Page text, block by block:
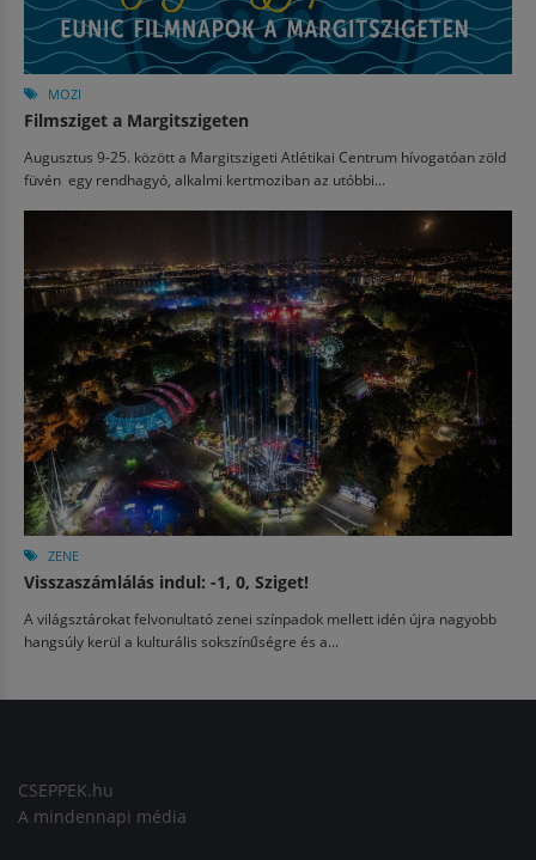
MOZI
Filmsziget a Margitszigeten
Augusztus 9-25. között a Margitszigeti Atlétikai Centrum hívogatóan zöld
füvén egy rendhagyó, alkalmi kertmoziban az utóbbi...
ZENE
Visszaszámlálás indul: -1, 0, Sziget!
A világsztárokat felvonultató zenei színpadok mellett idén újra nagyobb
hangsúly kerül a kulturális sokszínűségre és a...
CSEPPEK.hu
A mindennapi média